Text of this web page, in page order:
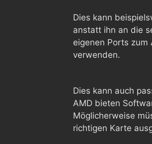
Dies kann
anstatt ihn an die
eigenen Ports zum
verwenden.
Dies kann auch
AMD bieten
Möglicherweise
richtigen Karte